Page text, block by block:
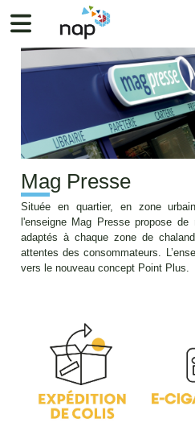
Mag Presse
Située en quartier, en zone
l'enseigne Mag Presse propose
adaptés à chaque zone de
attentes des consommateurs.
vers le nouveau concept Point Plus.